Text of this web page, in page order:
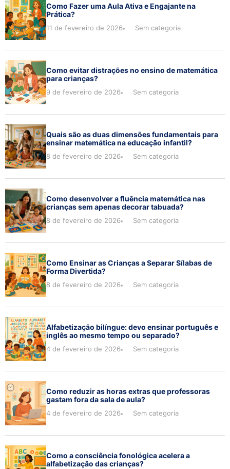
Como Fazer uma Aula Ativa e Engajante na
Prática?
11 de fevereiro de 2026 Sem categoria
Como evitar distrações no ensino de matemática
para crianças?
9 de fevereiro de 2026 Sem categoria
Quais são as duas dimensões fundamentais para
ensinar matemática na educação infantil?
8 de fevereiro de 2026 Sem categoria
Como desenvolver a fluência matemática nas
crianças sem apenas decorar tabuada?
8 de fevereiro de 2026 Sem categoria
Como Ensinar as Crianças a Separar Sílabas de
Forma Divertida?
8 de fevereiro de 2026 Sem categoria
Alfabetização bilíngue: devo ensinar português e
inglês ao mesmo tempo ou separado?
4 de fevereiro de 2026 Sem categoria
Como reduzir as horas extras que professoras
gastam fora da sala de aula?
4 de fevereiro de 2026 Sem categoria
Como a consciência fonológica acelera a
alfabetização das crianças?